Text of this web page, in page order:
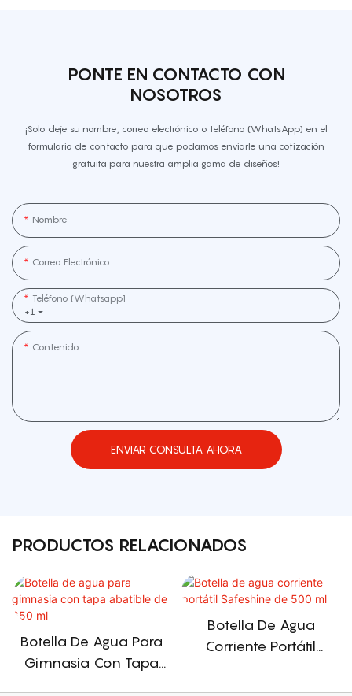
PONTE EN CONTACTO CON
NOSOTROS
¡Solo deje su nombre, correo electrónico o teléfono (WhatsApp) en el
formulario de contacto para que podamos enviarle una cotización
gratuita para nuestra amplia gama de diseños!
Nombre
Correo Electrónico
+1
Teléfono (whatsapp]
Contenido
ENVIAR CONSULTA AHORA
PRODUCTOS RELACIONADOS
Botella De Agua Para
Gimnasia Con Tapa
Botella De Agua
Corriente Portátil